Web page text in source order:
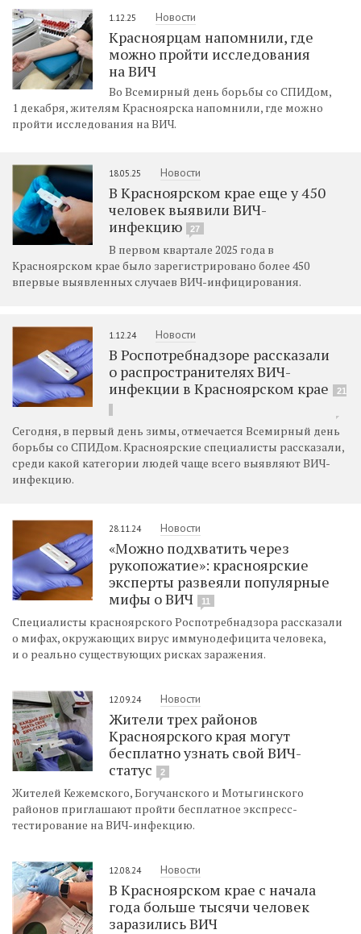
1.12.25 Новости
Красноярцам напомнили, где
можно пройти исследования
на ВИЧ
Во Всемирный день борьбы со СПИДом,
1 декабря, жителям Красноярска напомнили, где можно
пройти исследования на ВИЧ.
18.05.25 Новости
В Красноярском крае еще у 450
человек выявили ВИЧ-
инфекцию
27
В первом квартале 2025 года в
Красноярском крае было зарегистрировано более 450
впервые выявленных случаев ВИЧ-инфицирования.
1.12.24 Новости
В Роспотребнадзоре рассказали
о распространителях ВИЧ-
инфекции в Красноярском крае
21
Сегодня, в первый день зимы, отмечается Всемирный день
борьбы со СПИДом. Красноярские специалисты рассказали,
среди какой категории людей чаще всего выявляют ВИЧ-
инфекцию.
28.11.24 Новости
«Можно подхватить через
рукопожатие»: красноярские
эксперты развеяли популярные
мифы о ВИЧ
11
Специалисты красноярского Роспотребнадзора рассказали
о мифах, окружающих вирус иммунодефицита человека,
и о реально существующих рисках заражения.
12.09.24 Новости
Жители трех районов
Красноярского края могут
бесплатно узнать свой ВИЧ-
статус
2
Жителей Кежемского, Богучанского и Мотыгинского
районов приглашают пройти бесплатное экспресс-
тестирование на ВИЧ-инфекцию.
12.08.24 Новости
В Красноярском крае с начала
года больше тысячи человек
заразились ВИЧ